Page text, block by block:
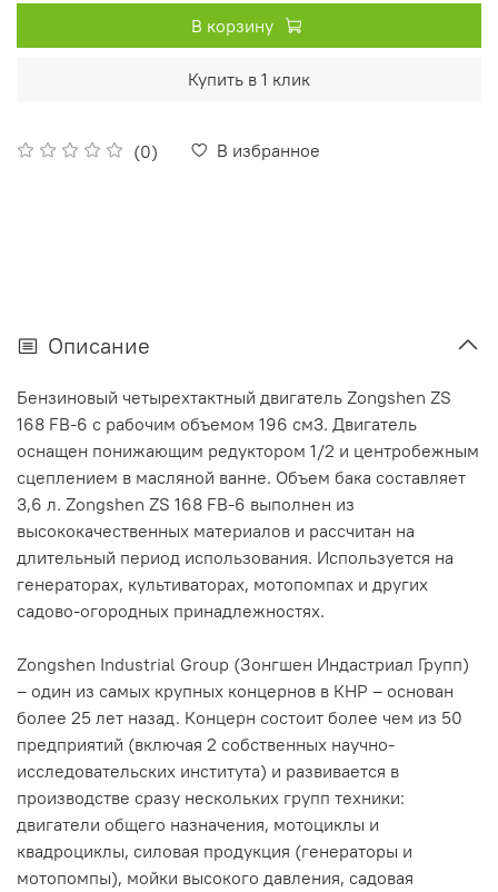
(0) В избранное
В корзину
Купить в 1 клик
Описание
Бензиновый четырехтактный двигатель Zongshen ZS
168 FB-6 с рабочим объемом 196 см3. Двигатель
оснащен понижающим редуктором 1/2 и центробежным
сцеплением в масляной ванне. Объем бака составляет
3,6 л. Zongshen ZS 168 FB-6 выполнен из
высококачественных материалов и рассчитан на
длительный период использования. Используется на
генераторах, культиваторах, мотопомпах и других
садово-огородных принадлежностях.
Zongshen Industrial Group (Зонгшен Индастриал Групп)
– один из самых крупных концернов в КНР – основан
более 25 лет назад. Концерн состоит более чем из 50
предприятий (включая 2 собственных научно-
исследовательских института) и развивается в
производстве сразу нескольких групп техники:
двигатели общего назначения, мотоциклы и
квадроциклы, силовая продукция (генераторы и
мотопомпы), мойки высокого давления, садовая